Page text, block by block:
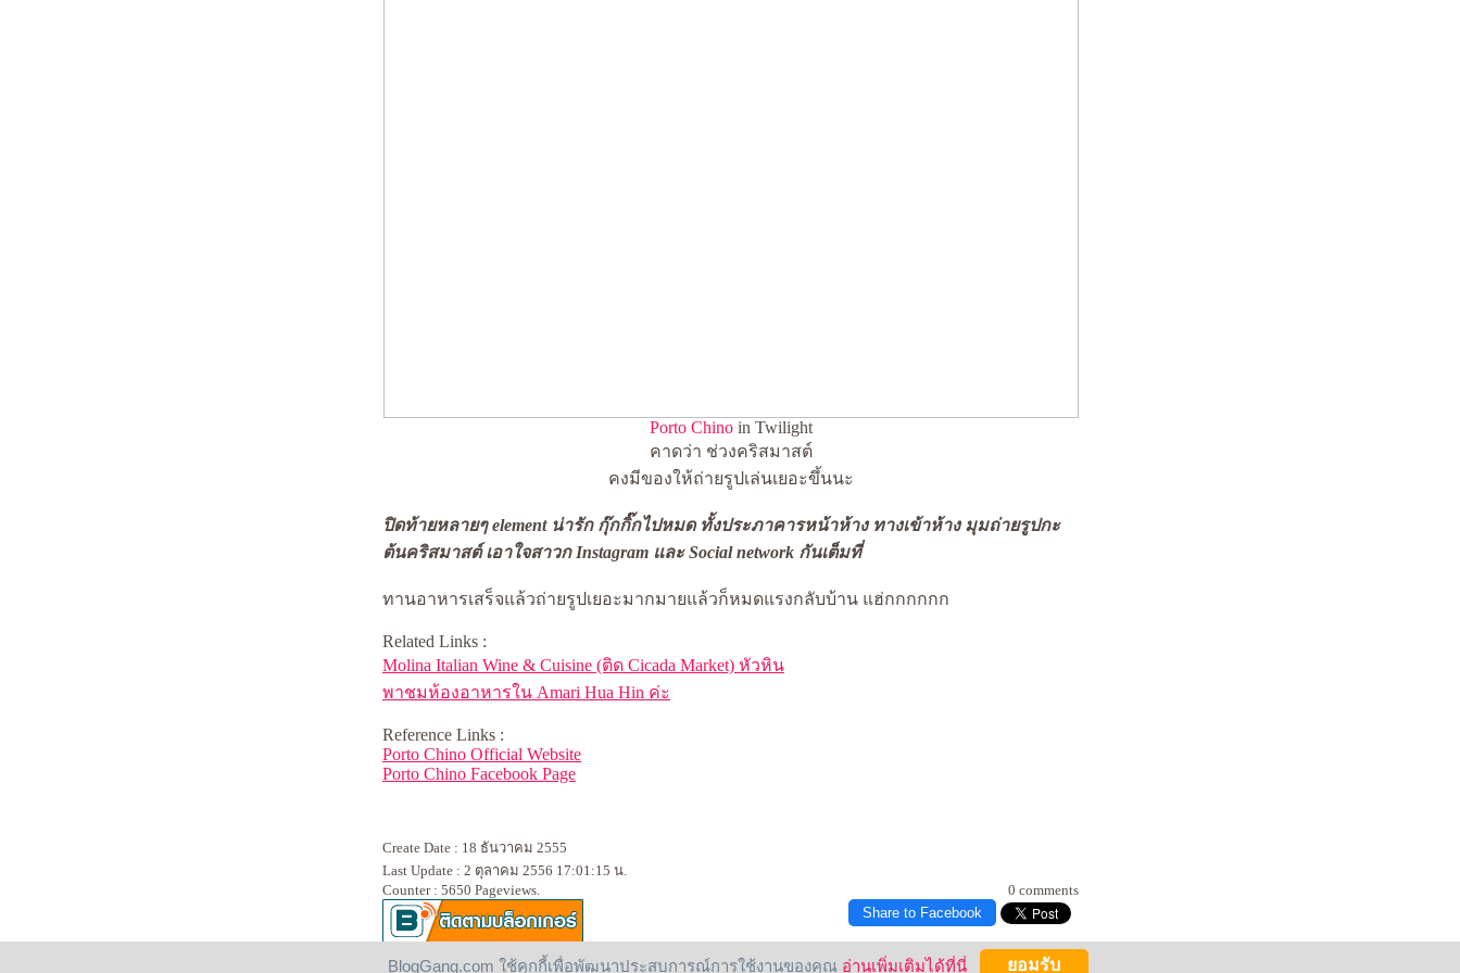
Porto Chinoin Twilight
คาดว่า ช่วงคริสมาสต์
คงมีของให้ถ่ายรูปเล่นเยอะขึ้นนะ
ปิดท้ายหลายๆ element น่ารัก กุ๊กกิ๊กไปหมด ทั้งประภาคารหน้าห้าง ทางเข้าห้าง มุมถ่ายรูปกะ
ต้นคริสมาสต์ เอาใจสาวก Instagram และ Social network กันเต็มที่
ทานอาหารเสร็จแล้วถ่ายรูปเยอะมากมายแล้วก็หมดแรงกลับบ้าน แฮ่กกกกกก
Related Links :
Molina Italian Wine & Cuisine (ติด Cicada Market) หัวหิน
พาชมห้องอาหารใน Amari Hua Hin ค่ะ
Reference Links :
Porto Chino Official Website
Porto Chino Facebook Page
Create Date : 18 ธันวาคม 2555
Last Update : 2 ตุลาคม 2556 17:01:15 น.
0 comments
Counter : 5650 Pageviews.
Share to Facebook
BlogGang.com ใช้คุกกี้เพื่อพัฒนาประสบการณ์การใช้งานของคุณ อ่านเพิ่มเติมได้ที่นี่